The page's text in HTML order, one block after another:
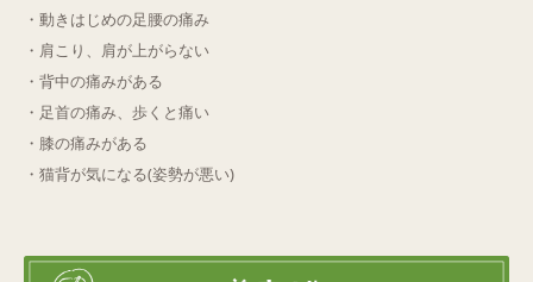
・動きはじめの足腰の痛み
・肩こり、肩が上がらない
・背中の痛みがある
・足首の痛み、歩くと痛い
・膝の痛みがある
・猫背が気になる(姿勢が悪い)